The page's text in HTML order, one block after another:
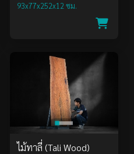
93x77x252x12 ซม.
ไม้ทาลี่ (Tali Wood)